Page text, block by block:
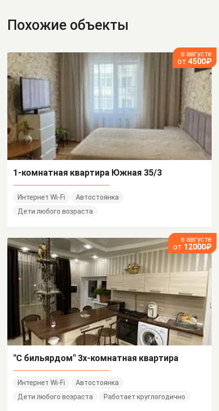
Похожие объекты
в августе
от 4500₽
1-комнатная квартира Южная 35/3
Интернет Wi-Fi
Автостоянка
Дети любого возраста
в августе
от 12000₽
"С бильярдом" 3х-комнатная квартира
Интернет Wi-Fi
Автостоянка
Дети любого возраста
Работает круглогодично